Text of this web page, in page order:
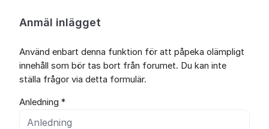
Anmäl inlägget
Använd enbart denna funktion för att påpeka olämpligt
innehåll som bör tas bort från forumet. Du kan inte
ställa frågor via detta formulär.
Anledning *